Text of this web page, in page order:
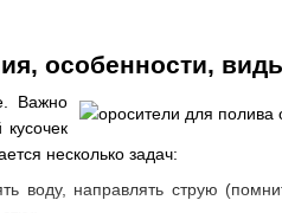
особенности,
Важно
несколько задач:
воду, направлять струю